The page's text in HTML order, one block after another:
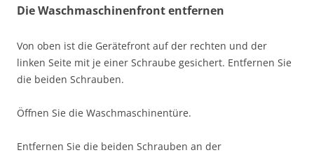
Die Waschmaschinenfront entfernen
Von oben ist die Gerätefront auf der rechten und der
linken Seite mit je einer Schraube gesichert. Entfernen Sie
die beiden Schrauben.
Öffnen Sie die Waschmaschinentüre.
Entfernen Sie die beiden Schrauben an der